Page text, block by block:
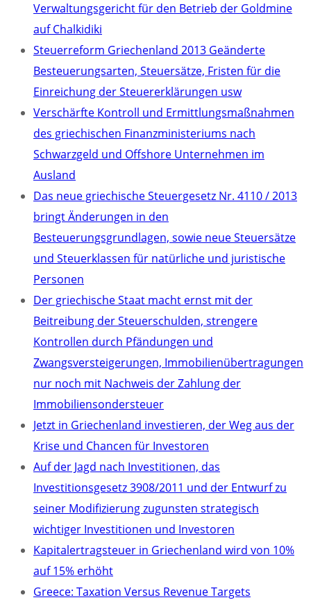
Verwaltungsgericht für den Betrieb der Goldmine
auf Chalkidiki
Steuerreform Griechenland 2013 Geänderte
Besteuerungsarten, Steuersätze, Fristen für die
Einreichung der Steuererklärungen usw
Verschärfte Kontroll und Ermittlungsmaßnahmen
des griechischen Finanzministeriums nach
Schwarzgeld und Offshore Unternehmen im
Ausland
Das neue griechische Steuergesetz Nr. 4110 / 2013
bringt Änderungen in den
Besteuerungsgrundlagen, sowie neue Steuersätze
und Steuerklassen für natürliche und juristische
Personen
Der griechische Staat macht ernst mit der
Beitreibung der Steuerschulden, strengere
Kontrollen durch Pfändungen und
Zwangsversteigerungen, Immobilienübertragungen
nur noch mit Nachweis der Zahlung der
Immobiliensondersteuer
Jetzt in Griechenland investieren, der Weg aus der
Krise und Chancen für Investoren
Auf der Jagd nach Investitionen, das
Investitionsgesetz 3908/2011 und der Entwurf zu
seiner Modifizierung zugunsten strategisch
wichtiger Investitionen und Investoren
Kapitalertragsteuer in Griechenland wird von 10%
auf 15% erhöht
Greece: Taxation Versus Revenue Targets